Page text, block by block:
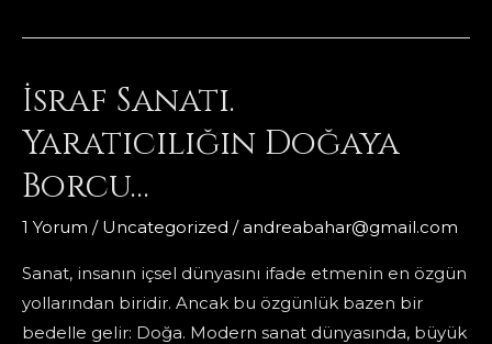
İsraf Sanatı.
Yaratıcılığın Doğaya
Borcu…
1 Yorum / Uncategorized /andreabahar@gmail.com
Sanat, insanın içsel dünyasını ifade etmenin en özgün
yollarından biridir. Ancak bu özgünlük bazen bir
bedelle gelir: Doğa. Modern sanat dünyasında, büyük